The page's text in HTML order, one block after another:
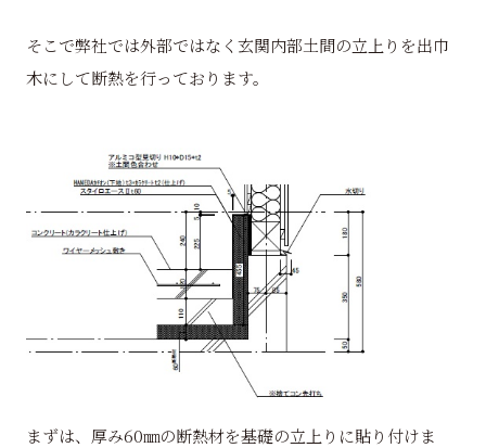
そこで弊社では外部ではなく玄関内部土間の立上りを出巾
木にして断熱を行っております。
まずは、厚み60㎜の断熱材を基礎の立上りに貼り付けま